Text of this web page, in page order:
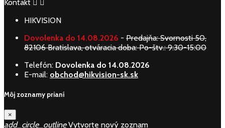
Kontakt  
HIKVISION
Dovolenka do 14.08.2026 - Predajňa: Svornosti 50,
82106 Bratislava, otváracia doba: Po-štv.: 9:30-15:00
Telefón: Dovolenka do 14.08.2026
E-mail: obchod@hikvision-sk.sk
Môj zoznamy prianí
×
add_circle_outlineVytvorte nový zoznam